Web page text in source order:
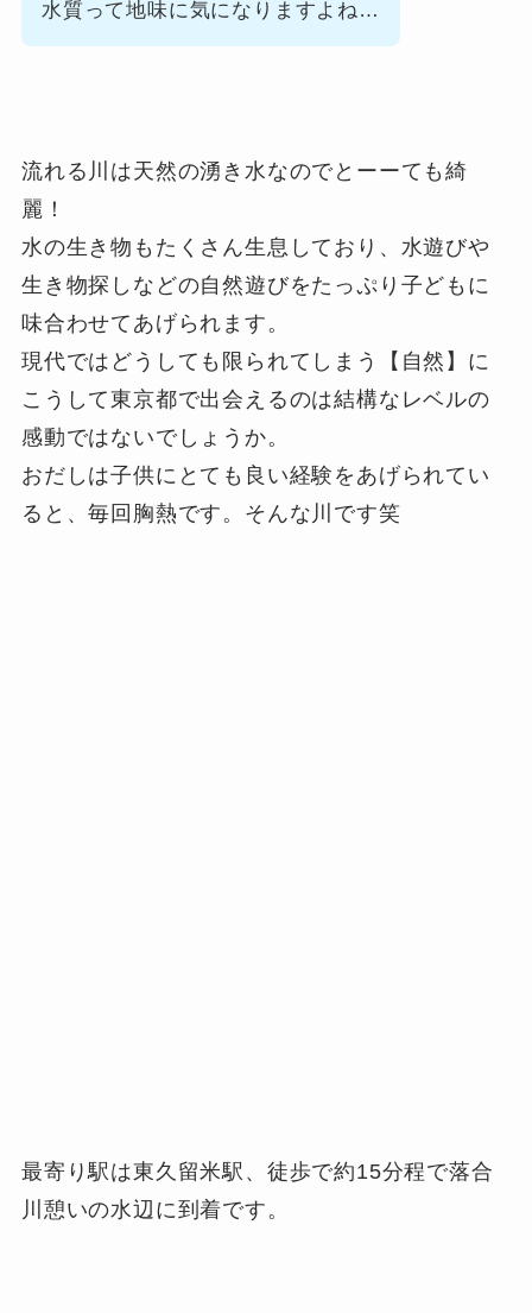
水質って地味に気になりますよね…
流れる川は天然の湧き水なのでとーーても綺
麗！
水の生き物もたくさん生息しており、水遊びや
生き物探しなどの自然遊びをたっぷり子どもに
味合わせてあげられます。
現代ではどうしても限られてしまう【自然】に
こうして東京都で出会えるのは結構なレベルの
感動ではないでしょうか。
おだしは子供にとても良い経験をあげられてい
ると、毎回胸熱です。そんな川です笑
最寄り駅は東久留米駅、徒歩で約15分程で落合
川憩いの水辺に到着です。